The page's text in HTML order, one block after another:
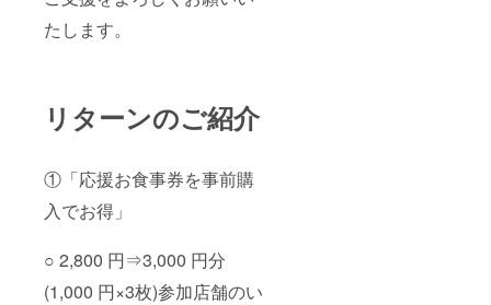
たします。
リターンのご紹介
①「応援お食事券を事前購
入でお得」
○ 2,800 円⇒3,000 円分
(1,000 円×3枚)参加店舗のい